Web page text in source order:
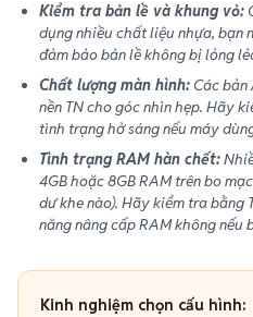
Kiểm tra bản lề và khung vỏ:
dụng nhiều chất liệu nhựa, bạn
đảm bảo bản lề không bị lỏng
Chất lượng màn hình: Các
nền TN cho góc nhìn hẹp. Hãy
tình trạng hở sáng nếu máy
Tình trạng RAM hàn chết:
4GB hoặc 8GB RAM trên bo
dư khe nào). Hãy kiểm tra bằng
năng nâng cấp RAM không nếu
Kinh nghiệm chọn cấu hình: